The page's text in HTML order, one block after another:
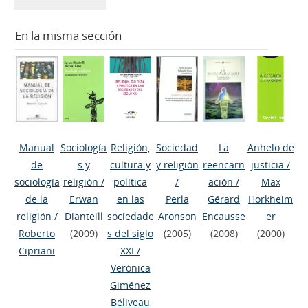
En la misma sección
Manual
de
sociología
de la
religión /
Roberto
Cipriani
Sociología
s y
religión /
Erwan
Dianteill
(2009)
Religión,
cultura y
política
en las
sociedade
s del siglo
XXI /
Verónica
Giménez
Béliveau
Sociedad
y religión
/
Perla
Aronson
(2005)
La
reencarn
ación /
Gérard
Encausse
(2008)
Anhelo de
justicia /
Max
Horkheim
er
(2000)